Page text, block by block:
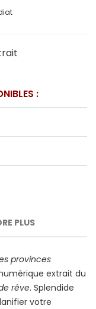
:
PLUS
provinces
extrait du
rêve. Splendide
votre